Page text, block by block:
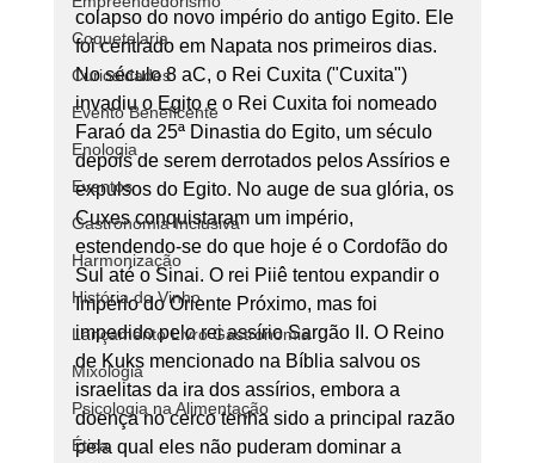
Coquetelaria
Curiosidades
Evento Beneficente
Enologia
Eventos
Gastronomia Inclusiva
Harmonização
História do Vinho
Lançamento Livro Gastronomia
Mixologia
Psicologia na Alimentação
Ética
colapso do novo império do antigo Egito. Ele
foi centrado em Napata nos primeiros dias.
No século 8 aC, o Rei Cuxita ("Cuxita")
invadiu o Egito e o Rei Cuxita foi nomeado
Faraó da 25ª Dinastia do Egito, um século
depois de serem derrotados pelos Assírios e
expulsos do Egito. No auge de sua glória, os
Cuxes conquistaram um império,
estendendo-se do que hoje é o Cordofão do
Sul até o Sinai. O rei Piiê tentou expandir o
Império do Oriente Próximo, mas foi
impedido pelo rei assírio Sargão II. O Reino
de Kuks mencionado na Bíblia salvou os
israelitas da ira dos assírios, embora a
doença no cerco tenha sido a principal razão
pela qual eles não puderam dominar a